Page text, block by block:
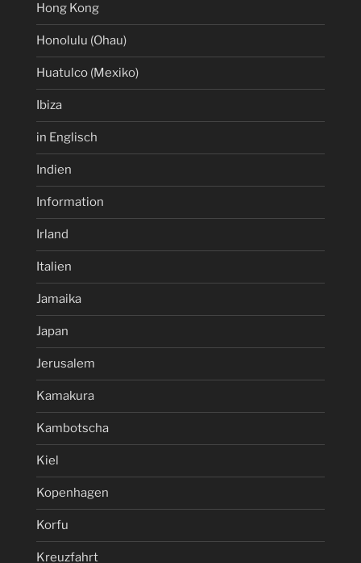
Hong Kong
Honolulu (Ohau)
Huatulco (Mexiko)
Ibiza
in Englisch
Indien
Information
Irland
Italien
Jamaika
Japan
Jerusalem
Kamakura
Kambotscha
Kiel
Kopenhagen
Korfu
Kreuzfahrt